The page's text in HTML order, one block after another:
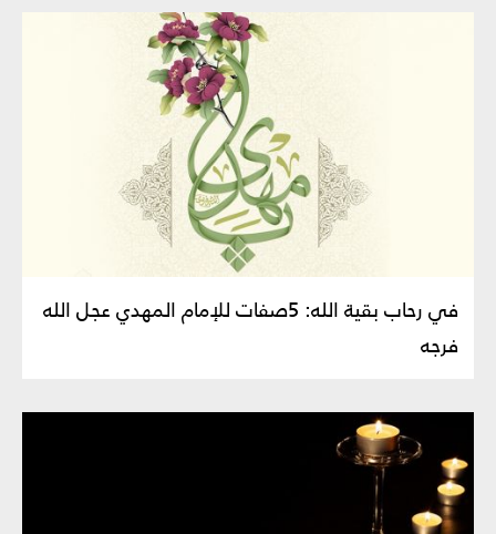
في رحاب بقية الله: 5صفات للإمام المهدي عجل الله
فرجه